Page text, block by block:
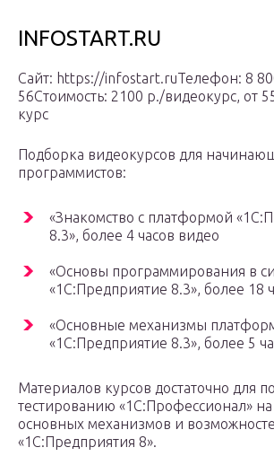
INFOSTART.RU
Сайт: https://infostart.ruТелефон: 8
56Стоимость: 2100 р./видеокурс, от
курс
Подборка видеокурсов для
программистов:
«Знакомство с платформой
8.3», более 4 часов видео
«Основы программирования в
«1C:Предприятие 8.3», более 18
«Основные механизмы
«1С:Предприятие 8.3», более 5
Материалов курсов достаточно для
тестированию «1С:Профессионал»
основных механизмов и
«1С:Предприятия 8».